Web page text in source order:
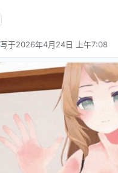
写于2026年4月24日 上午7:08
最后由 编辑